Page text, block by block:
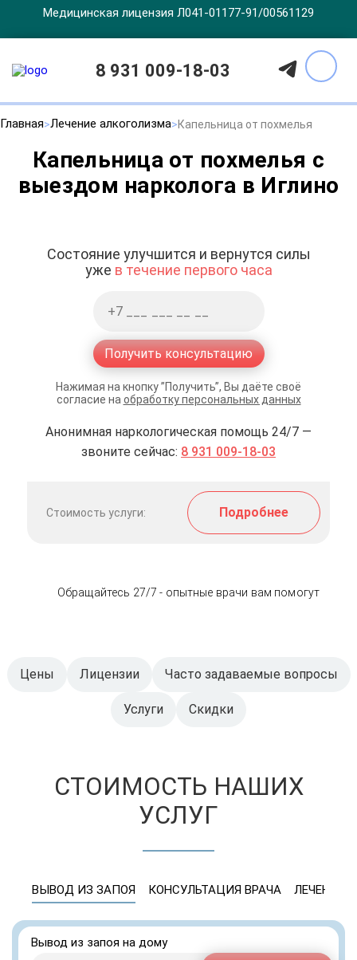
Медицинская лицензия Л041-01177-91/00561129
8 931 009-18-03
Главная Лечение алкоголизма Капельница от похмелья
Капельница от похмелья с
выездом нарколога в Иглино
Состояние улучшится и вернутся силы
уже в течение первого часа
Получить консультацию
Нажимая на кнопку ”Получить”, Вы даёте своё
согласие на обработку персональных данных
Анонимная наркологическая помощь 24/7 —
звоните сейчас: 8 931 009-18-03
Стоимость услуги: Подробнее
Обращайтесь 27/7 - опытные врачи вам помогут
Цены Лицензии Часто задаваемые вопросы
Услуги Скидки
СТОИМОСТЬ НАШИХ
УСЛУГ
ВЫВОД ИЗ ЗАПОЯ КОНСУЛЬТАЦИЯ ВРАЧА ЛЕЧЕНИЕ
Вывод из запоя на дому